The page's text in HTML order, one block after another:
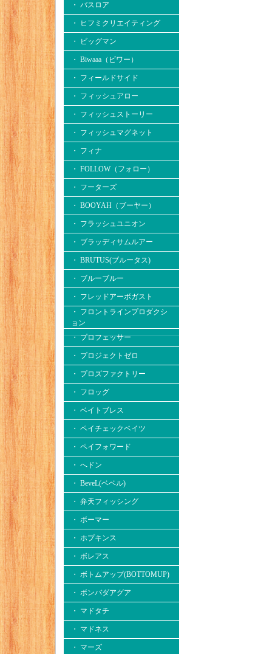
・ バスロア
・ ヒフミクリエイティング
・ ビッグマン
・ Biwaaa（ビワー）
・ フィールドサイド
・ フィッシュアロー
・ フィッシュストーリー
・ フィッシュマグネット
・ フィナ
・ FOLLOW（フォロー）
・ フーターズ
・ BOOYAH（ブーヤー）
・ フラッシュユニオン
・ ブラッディサムルアー
・ BRUTUS(ブルータス)
・ ブルーブルー
・ フレッドアーボガスト
・ フロントラインプロダクシ
ョン
・ プロフェッサー
・ プロジェクトゼロ
・ プロズファクトリー
・ フロッグ
・ ベイトブレス
・ ペイチェックベイツ
・ ペイフォワード
・ へドン
・ BeveL(ベベル)
・ 弁天フィッシング
・ ボーマー
・ ホプキンス
・ ボレアス
・ ボトムアップ(BOTTOMUP)
・ ボンバダアグア
・ マドタチ
・ マドネス
・ マーズ